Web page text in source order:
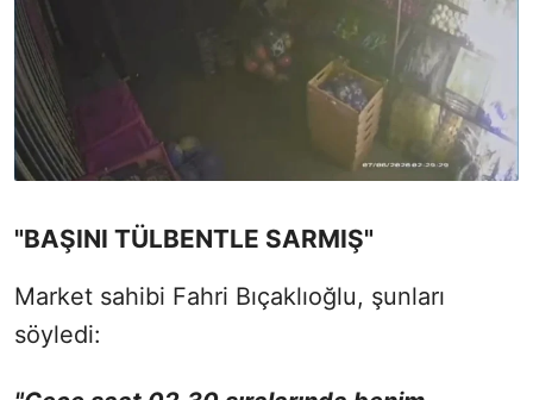
"BAŞINI TÜLBENTLE SARMIŞ"
Market sahibi Fahri Bıçaklıoğlu, şunları
söyledi: